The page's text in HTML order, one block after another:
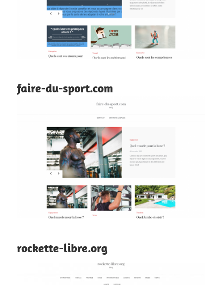
faire-du-sport.com
rockette-libre.org